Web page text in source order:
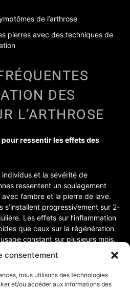
consentement
nous utilisons des technologies
et/ou accéder aux informations des
de l’arthrose
pierres avec des techniques de
DES
L’ARTHROSE
ressentir les effets des
et la sévérité de
ressentent un soulagement
l’ambre et la pierre de lave.
s’installent progressivement sur 2-
Les effets sur l’inflammation
que ceux sur la régénération
constant sur plusieurs mois.